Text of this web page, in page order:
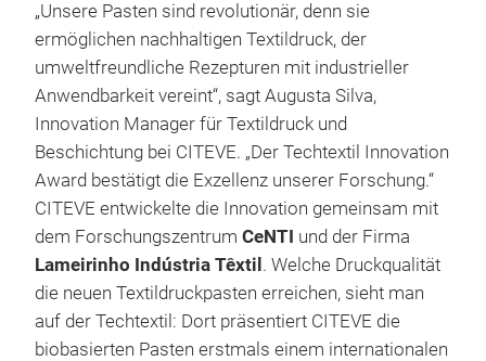
„Unsere Pasten sind revolutionär, denn sie
ermöglichen nachhaltigen Textildruck, der
umweltfreundliche Rezepturen mit industrieller
Anwendbarkeit vereint“, sagt Augusta Silva,
Innovation Manager für Textildruck und
Beschichtung bei CITEVE. „Der Techtextil Innovation
Award bestätigt die Exzellenz unserer Forschung.“
CITEVE entwickelte die Innovation gemeinsam mit
dem Forschungszentrum CeNTI und der Firma
Lameirinho Indústria Têxtil . Welche Druckqualität
die neuen Textildruckpasten erreichen, sieht man
auf der Techtextil: Dort präsentiert CITEVE die
biobasierten Pasten erstmals einem internationalen